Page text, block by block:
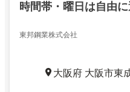
時間帯・曜日は自由に
東邦鋼業株式会社
大阪府 大阪市東